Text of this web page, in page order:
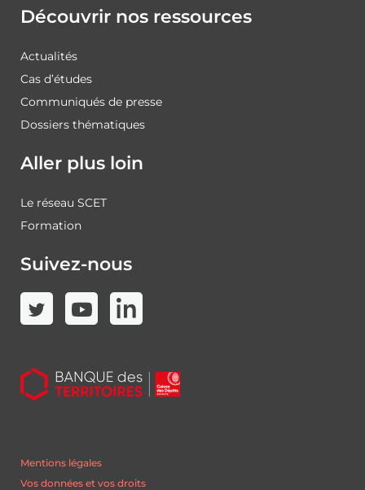
Découvrir nos ressources
Actualités
Cas d’études
Communiqués de presse
Dossiers thématiques
Aller plus loin
Le réseau SCET
Formation
Suivez-nous
Mentions légales
Vos données et vos droits